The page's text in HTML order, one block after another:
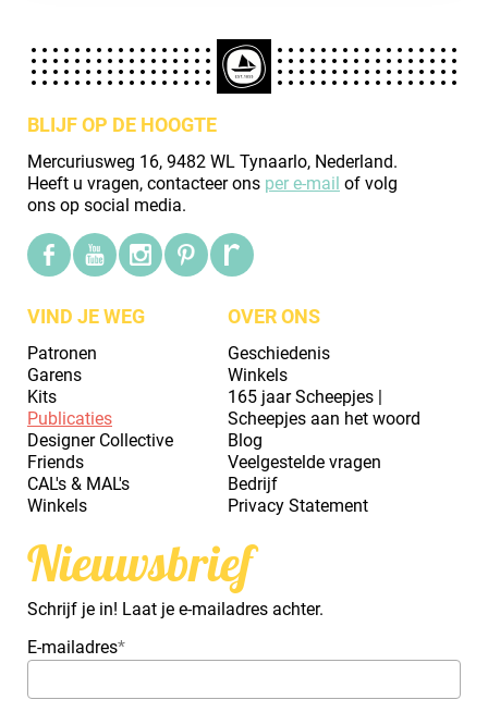
BLIJF OP DE HOOGTE
Mercuriusweg 16, 9482 WL Tynaarlo, Nederland.
Heeft u vragen, contacteer ons per e-mail of volg
ons op social media.
VIND JE WEG
Patronen
Garens
Kits
Publicaties
Designer Collective
Friends
CAL's & MAL's
Winkels
OVER ONS
Geschiedenis
Winkels
165 jaar Scheepjes |
Scheepjes aan het woord
Blog
Veelgestelde vragen
Bedrijf
Privacy Statement
Nieuwsbrief
Schrijf je in! Laat je e-mailadres achter.
E-mailadres*